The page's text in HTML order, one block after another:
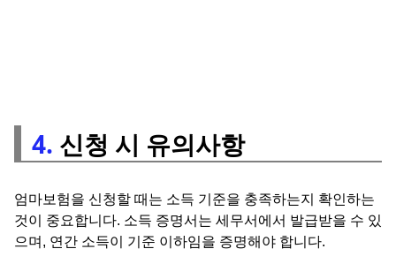
4. 신청 시 유의사항
엄마보험을 신청할 때는 소득 기준을 충족하는지 확인하는
것이 중요합니다. 소득 증명서는 세무서에서 발급받을 수 있
으며, 연간 소득이 기준 이하임을 증명해야 합니다.